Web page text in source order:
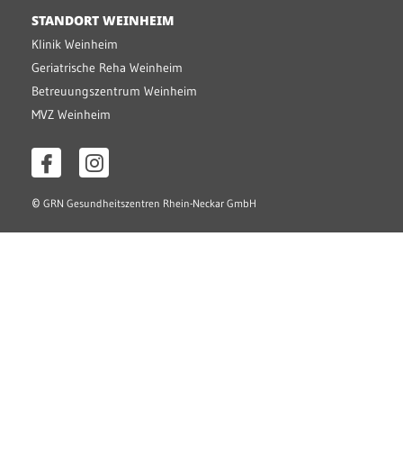
STANDORT WEINHEIM
Klinik Weinheim
Geriatrische Reha Weinheim
Betreuungszentrum Weinheim
MVZ Weinheim
© GRN Gesundheitszentren Rhein-Neckar GmbH